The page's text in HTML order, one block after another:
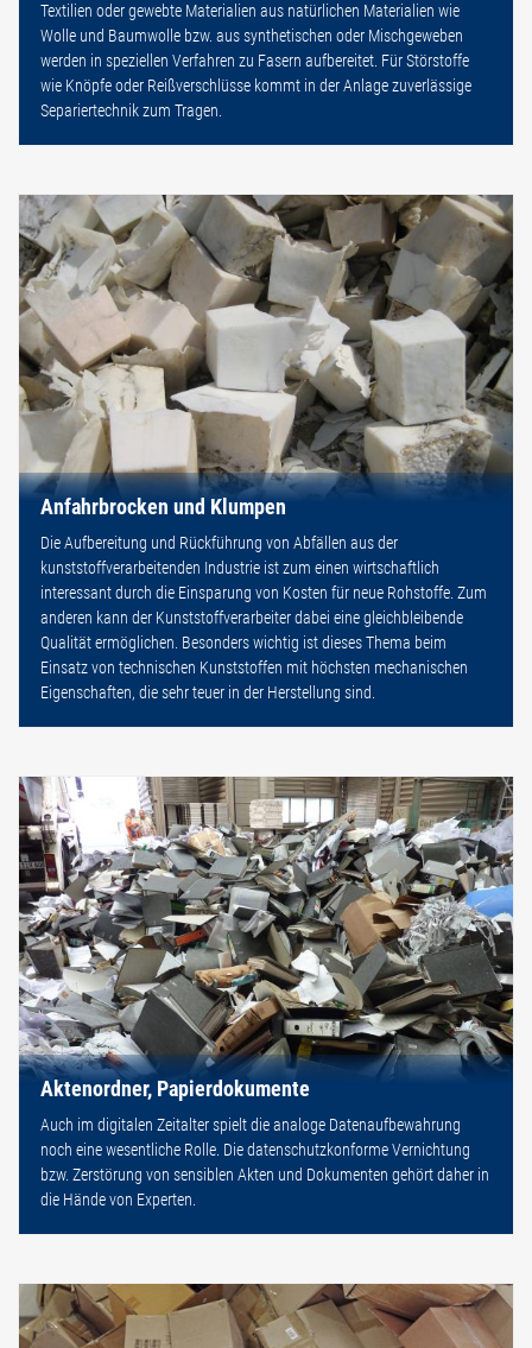
Textilien oder gewebte Materialien aus natürlichen Materialien wie
Wolle und Baumwolle bzw. aus synthetischen oder Mischgeweben
werden in speziellen Verfahren zu Fasern aufbereitet. Für Störstoffe
wie Knöpfe oder Reißverschlüsse kommt in der Anlage zuverlässige
Separiertechnik zum Tragen.
Anfahrbrocken und Klumpen
Die Aufbereitung und Rückführung von Abfällen aus der
kunststoffverarbeitenden Industrie ist zum einen wirtschaftlich
interessant durch die Einsparung von Kosten für neue Rohstoffe. Zum
anderen kann der Kunststoffverarbeiter dabei eine gleichbleibende
Qualität ermöglichen. Besonders wichtig ist dieses Thema beim
Einsatz von technischen Kunststoffen mit höchsten mechanischen
Eigenschaften, die sehr teuer in der Herstellung sind.
Aktenordner, Papierdokumente
Auch im digitalen Zeitalter spielt die analoge Datenaufbewahrung
noch eine wesentliche Rolle. Die datenschutzkonforme Vernichtung
bzw. Zerstörung von sensiblen Akten und Dokumenten gehört daher in
die Hände von Experten.